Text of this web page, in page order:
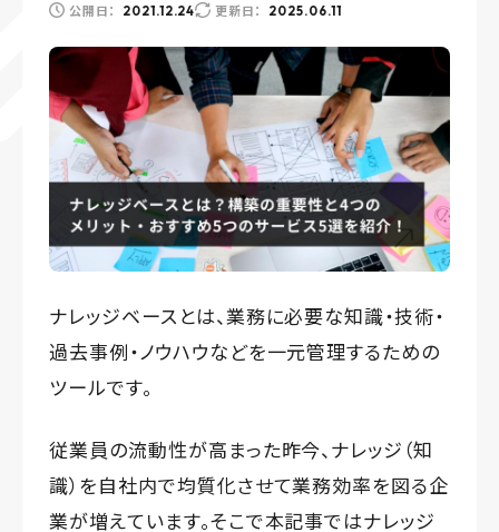
公開日： 2021.12.24 更新日： 2025.06.11
ナレッジベースとは、業務に必要な知識・技術・
過去事例・ノウハウなどを一元管理するための
ツールです。
従業員の流動性が高まった昨今、ナレッジ（知
識）を自社内で均質化させて業務効率を図る企
業が増えています。そこで本記事ではナレッジ